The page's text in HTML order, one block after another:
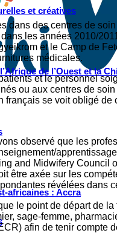
et créatives
de l’Ouest et la
africaines : Accra
dans des centres de
les années 2010/
et le Camp de
médicales.
et le personnel
ou aux centres de
français se voit obligé
observé que les
and Midwifery Council
être axée sur les
révélées dans
le point de départ de
sage-femme,
afin de tenir compte